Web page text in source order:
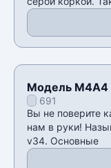
Модель М4А4
691
Вы не поверите
нам в руки!
v34. Основные